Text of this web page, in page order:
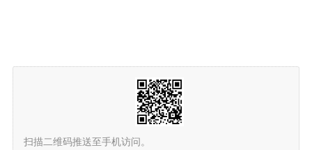
扫描二维码推送至手机访问。